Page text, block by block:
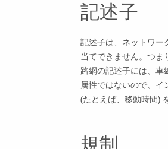
記述子
記述子は、ネットワー
当てできません。つま
路網の記述子には、車
属性ではないので、
(たとえば、移動時間)
規制